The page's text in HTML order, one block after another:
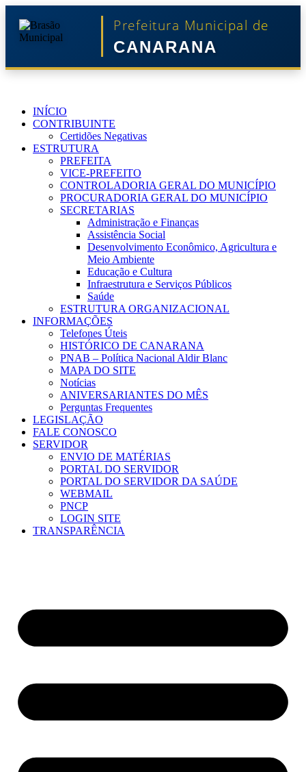
Prefeitura Municipal de
CANARANA
INÍCIO
CONTRIBUINTE
Certidões Negativas
ESTRUTURA
PREFEITA
VICE-PREFEITO
CONTROLADORIA GERAL DO MUNICÍPIO
PROCURADORIA GERAL DO MUNICÍPIO
SECRETARIAS
Administração e Finanças
Assistência Social
Desenvolvimento Econômico, Agricultura e
Meio Ambiente
Educação e Cultura
Infraestrutura e Serviços Públicos
Saúde
ESTRUTURA ORGANIZACIONAL
INFORMAÇÕES
Telefones Úteis
HISTÓRICO DE CANARANA
PNAB – Política Nacional Aldir Blanc
MAPA DO SITE
Notícias
ANIVERSARIANTES DO MÊS
Perguntas Frequentes
LEGISLAÇÃO
FALE CONOSCO
SERVIDOR
ENVIO DE MATÉRIAS
PORTAL DO SERVIDOR
PORTAL DO SERVIDOR DA SAÚDE
WEBMAIL
PNCP
LOGIN SITE
TRANSPARÊNCIA